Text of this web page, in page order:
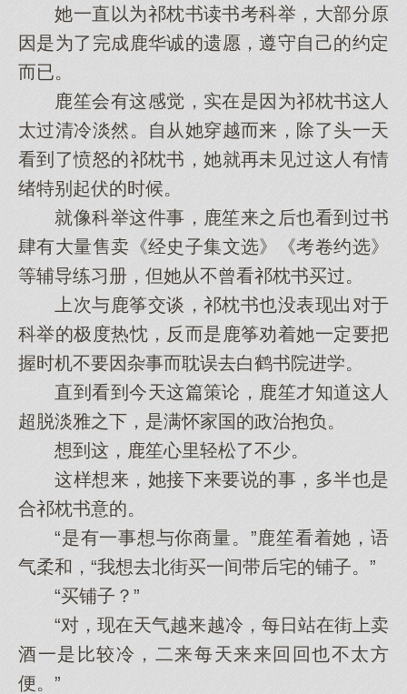
她一直以为祁枕书读书考科举，大部分原
因是为了完成鹿华诚的遗愿，遵守自己的约定
而已。
鹿笙会有这感觉，实在是因为祁枕书这人
太过清冷淡然。自从她穿越而来，除了头一天
看到了愤怒的祁枕书，她就再未见过这人有情
绪特别起伏的时候。
就像科举这件事，鹿笙来之后也看到过书
肆有大量售卖《经史子集文选》《考卷约选》
等辅导练习册，但她从不曾看祁枕书买过。
上次与鹿筝交谈，祁枕书也没表现出对于
科举的极度热忱，反而是鹿筝劝着她一定要把
握时机不要因杂事而耽误去白鹤书院进学。
直到看到今天这篇策论，鹿笙才知道这人
超脱淡雅之下，是满怀家国的政治抱负。
想到这，鹿笙心里轻松了不少。
这样想来，她接下来要说的事，多半也是
合祁枕书意的。
“是有一事想与你商量。”鹿笙看着她，语
气柔和，“我想去北街买一间带后宅的铺子。”
“买铺子？”
“对，现在天气越来越冷，每日站在街上卖
酒一是比较冷，二来每天来来回回也不太方
便。”